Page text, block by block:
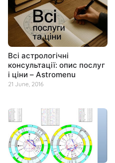
Всі астрологічні
консультації: опис послуг
і ціни – Astromenu
21 June, 2016